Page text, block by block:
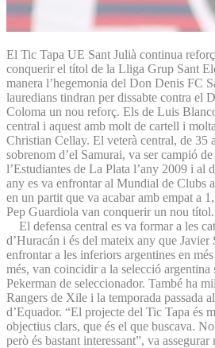
El Tic Tapa UE Sant Julià continua
conquerir el títol de la Lliga Grup Sant
manera l’hegemonia del Don Denis FC
lauredians tindran per dissabte contra el
Coloma un nou reforç. Els de Luis
central i aquest amb molt de cartell i
Christian Cellay. El veterà central, de 35
sobrenom d’el Samurai, va ser campió
l’Estudiantes de La Plata l’any 2009 i al
any es va enfrontar al Mundial de Clubs
en un partit que va acabar amb empat a
Pep Guardiola van conquerir un nou títol.
El defensa central es va formar a les
d’Huracán i és del mateix any que Javier
enfrontar a les inferiors argentines en
més, van coincidir a la selecció argentina
Pekerman de seleccionador. També ha
Rangers de Xile i la temporada passada
d’Equador. “El projecte del Tic Tapa és
objectius clars, que és el que buscava.
però és bastant interessant”, va